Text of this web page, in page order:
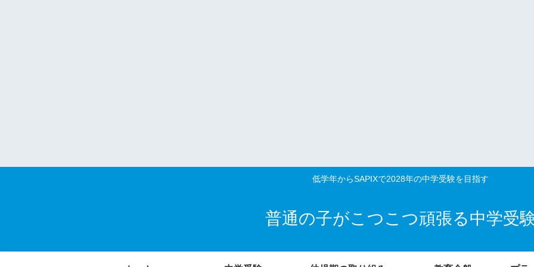
低学年からSAPIXで2028年の中学受験を目指す
普通の子がこつこつ頑張る中学受